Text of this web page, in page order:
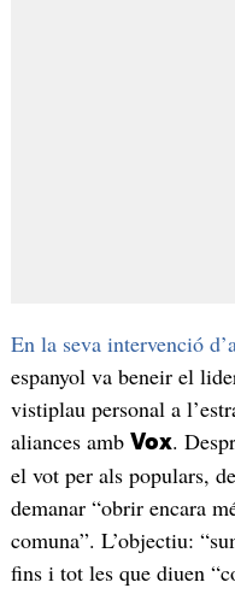
En la seva intervenció
espanyol va beneir el
vistiplau personal a
aliances amb Vox.
el vot per als populars,
demanar “obrir encara
comuna”. L’objectiu:
fins i tot les que diuen